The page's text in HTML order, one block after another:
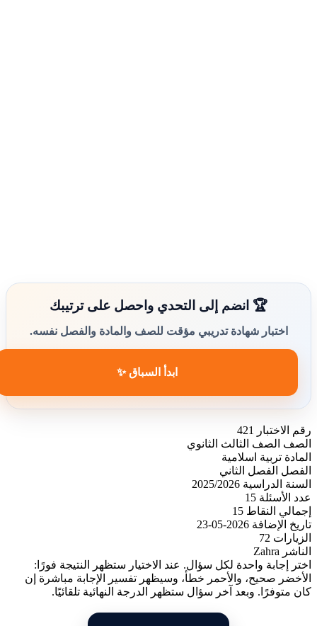
🏆 انضم إلى التحدي واحصل على ترتيبك
اختبار شهادة تدريبي مؤقت للصف والمادة والفصل نفسه.
ابدأ السباق ✨
رقم الاختبار
421
الصف
الصف الثالث الثانوي
المادة تربية اسلامية
الفصل
الفصل الثاني
السنة الدراسية 2025/2026
عدد الأسئلة 15
إجمالي النقاط 15
تاريخ الإضافة 2026-05-23
الزيارات 72
الناشر Zahra
اختر إجابة واحدة لكل سؤال. عند الاختيار ستظهر النتيجة فورًا:
الأخضر صحيح، والأحمر خطأ، وسيظهر تفسير الإجابة مباشرة إن
كان متوفرًا. وبعد آخر سؤال ستظهر الدرجة النهائية تلقائيًا.